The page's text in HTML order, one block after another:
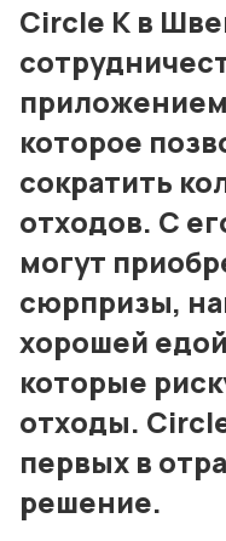
Условия
Политика
Circle K в
приложением
которое
сократить
отходов. С
могут
сюрпризы,
хорошей
которые
отходы.
первых в
решение.